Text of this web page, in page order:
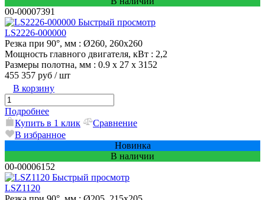
00-00007391
Быстрый просмотр
LS2226-000000
Резка при 90°, мм : Ø260, 260х260
Мощность главного двигателя, кВт : 2,2
Размеры полотна, мм : 0.9 х 27 х 3152
455 357 руб / шт
В корзину
Подробнее
Купить в 1 клик
Сравнение
В избранное
Новинка
В наличии
00-00006152
Быстрый просмотр
LSZ1120